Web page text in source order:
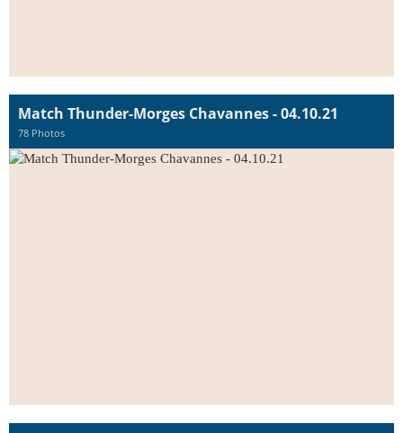
Match Thunder-Morges Chavannes - 04.10.21
78 Photos